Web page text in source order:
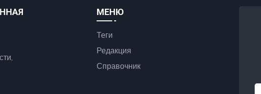
МЕНЮ
Теги
Редакция
Справочник